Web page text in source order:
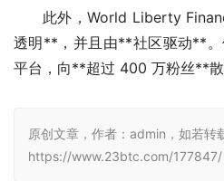
此外，World Liberty
透明**，并且由**社区驱动**
平台，向**超过 400 万粉丝**散
原创文章，作者：admin，如若转
https://www.23btc.com/177847/